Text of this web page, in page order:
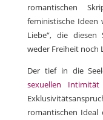
romantischen
feministische Ideen
Liebe“, die diesen
weder Freiheit noch
Der tief in die
sexuellen
romantischen Ideal